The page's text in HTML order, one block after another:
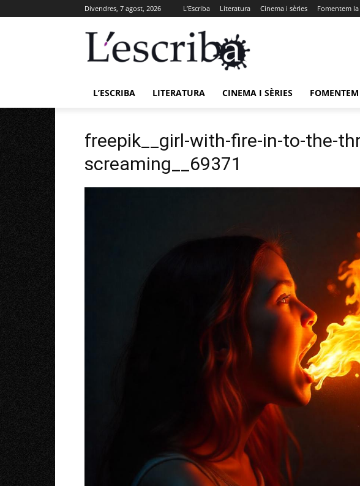
Divendres, 7 agost, 2026 L’Escriba Literatura Cinema i sèries Fomentem
L’ESCRIBA LITERATURA CINEMA I SÈRIES
freepik__girl-with-fire-in-to-the-
screaming__69371